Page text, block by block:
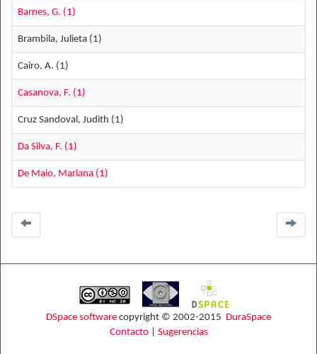
Barnes, G. (1)
Brambila, Julieta (1)
Cairo, A. (1)
Casanova, F. (1)
Cruz Sandoval, Judith (1)
Da Silva, F. (1)
De Maio, Mariana (1)
DSpace software copyright © 2002-2015 DuraSpace
Contacto| Sugerencias